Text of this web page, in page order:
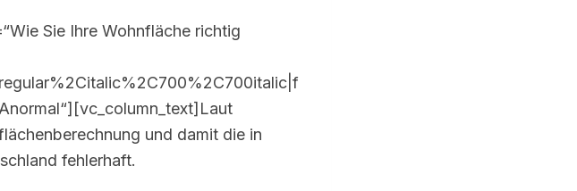
Sie Ihre Wohnfläche richtig
und damit die in
fehlerhaft.